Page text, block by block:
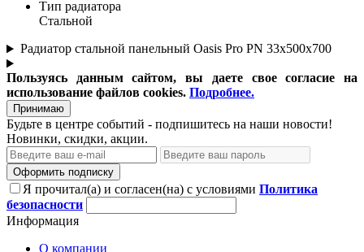
Тип радиатора
Стальной
Радиатор стальной панельный Oasis Pro PN 33х500х700
Пользуясь данным сайтом, вы даете свое согласие на
использование файлов cookies. Подробнее.
Принимаю
Будьте в центре событий - подпишитесь на наши новости!
Новинки, скидки, акции.
Оформить подписку
Я прочитал(а) и согласен(на) с условиями Политика
безопасности
Информация
О компании